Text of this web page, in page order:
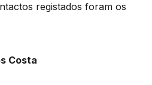
registados foram os
Costa